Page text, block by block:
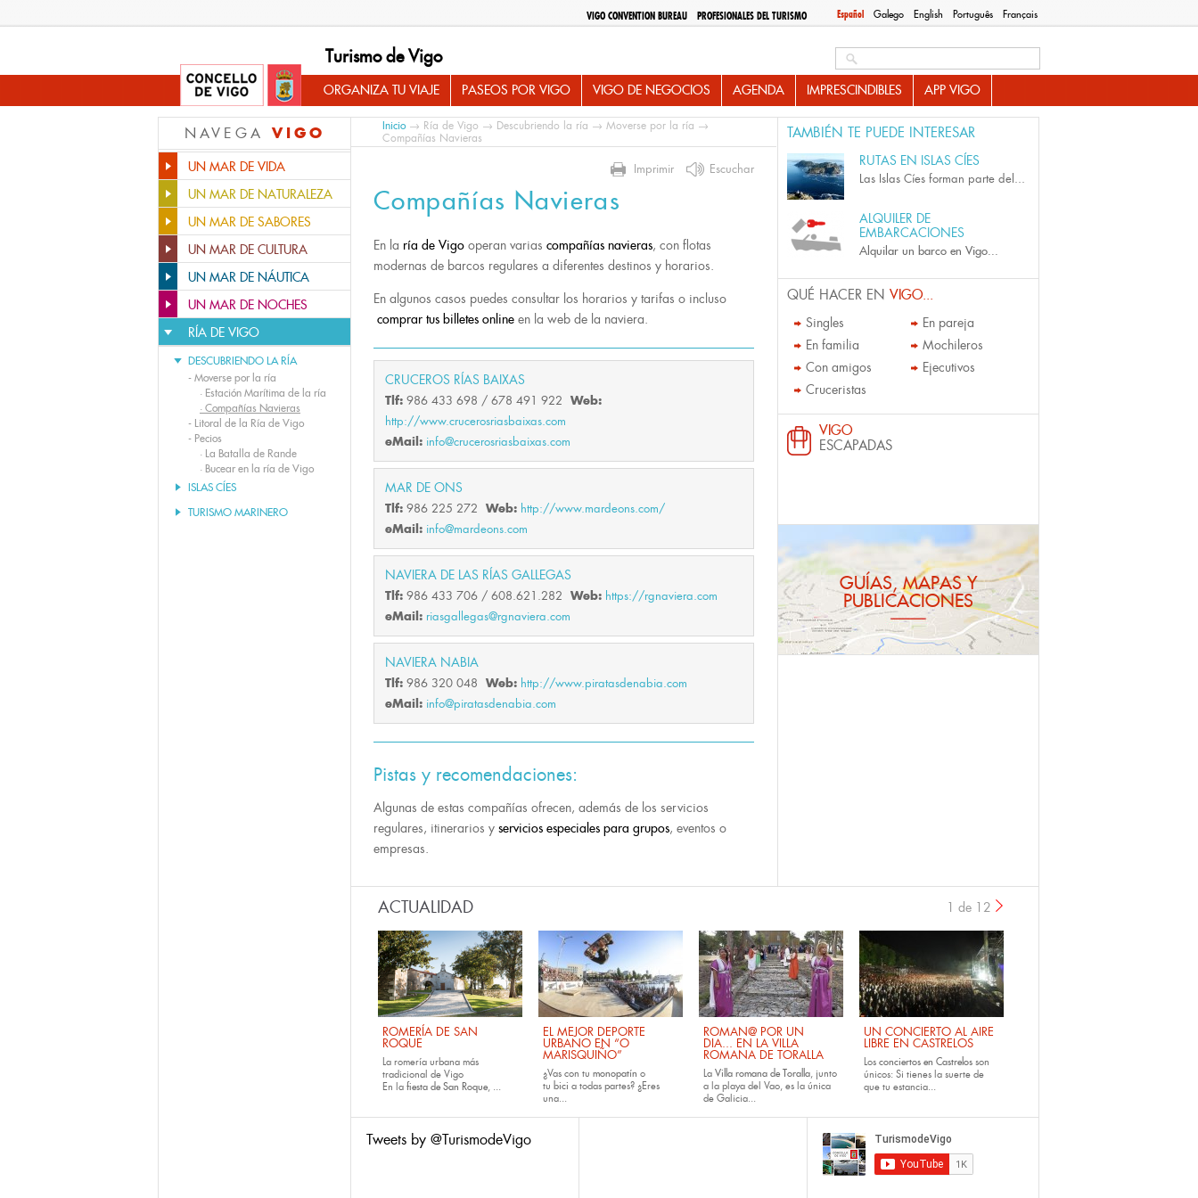
Español Galego English Português Français
VIGO CONVENTION BUREAU PROFESIONALES DEL TURISMO
Turismo de Vigo
ORGANIZA TU VIAJE PASEOS POR VIGO VIGO DE NEGOCIOS AGENDA IMPRESCINDIBLES APP VIGO
NAVEGA VIGO
UN MAR DE VIDA
UN MAR DE NATURALEZA
UN MAR DE SABORES
UN MAR DE CULTURA
UN MAR DE NÁUTICA
UN MAR DE NOCHES
RÍA DE VIGO
DESCUBRIENDO LA RÍA
- Moverse por la ría
· Estación Marítima de la ría
· Compañías Navieras
- Litoral de la Ría de Vigo
- Pecios
· La Batalla de Rande
· Bucear en la ría de Vigo
ISLAS CÍES
TURISMO MARINERO
Inicio→ Ría de Vigo → Descubriendo la ría → Moverse por la ría →
Compañías Navieras
Imprimir Escuchar
Compañías Navieras
En la ría de Vigo operan varias compañías navieras, con flotas
modernas de barcos regulares a diferentes destinos y horarios.
En algunos casos puedes consultar los horarios y tarifas o incluso
comprar tus billetes online en la web de la naviera.
CRUCEROS RÍAS BAIXAS
Tlf: 986 433 698 / 678 491 922 Web:
http://www.crucerosriasbaixas.com
eMail: info@crucerosriasbaixas.com
MAR DE ONS
Tlf: 986 225 272 Web: http://www.mardeons.com/
eMail: info@mardeons.com
NAVIERA DE LAS RÍAS GALLEGAS
Tlf: 986 433 706 / 608.621.282 Web: https://rgnaviera.com
eMail: riasgallegas@rgnaviera.com
NAVIERA NABIA
Tlf: 986 320 048 Web: http://www.piratasdenabia.com
eMail: info@piratasdenabia.com
Pistas y recomendaciones:
Algunas de estas compañías ofrecen, además de los servicios
regulares, itinerarios y servicios especiales para grupos, eventos o
empresas.
TAMBIÉN TE PUEDE INTERESAR
RUTAS EN ISLAS CÍES
Las Islas Cíes forman parte del...
ALQUILER DE
EMBARCACIONES
Alquilar un barco en Vigo...
QUÉ HACER EN VIGO...
Singles
En pareja
En familia
Mochileros
Con amigos
Ejecutivos
Cruceristas
VIGO
ESCAPADAS
GUÍAS, MAPAS Y
PUBLICACIONES
ACTUALIDAD
ROMERÍA DE SAN
ROQUE
La romería urbana más
tradicional de Vigo
En la fiesta de San Roque, ...
EL MEJOR DEPORTE
URBANO EN “O
MARISQUIÑO”
¿Vas con tu monopatín o
tu bici a todas partes? ¿Eres
una...
ROMAN@ POR UN
DIA... EN LA VILLA
ROMANA DE TORALLA
La Villa romana de Toralla, junto
a la playa del Vao, es la única
de Galicia...
UN CONCIERTO AL AIRE
LIBRE EN CASTRELOS
Los conciertos en Castrelos son
únicos: Si tienes la suerte de
que tu estancia...
1 de 12
Tweets by @TurismodeVigo